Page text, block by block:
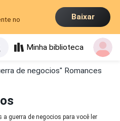
no
Baixar
Minha biblioteca
de negocios" Romances
guerra de negocios para você ler